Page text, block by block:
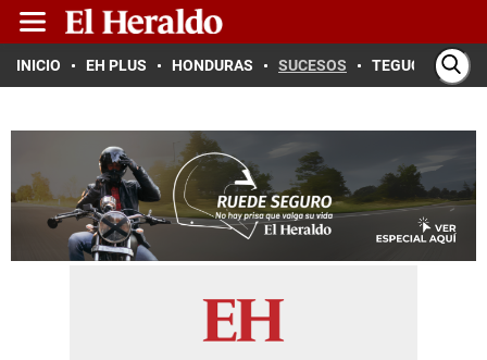
INICIO EH PLUS HONDURAS SUCESOS TEGUCIGALPA